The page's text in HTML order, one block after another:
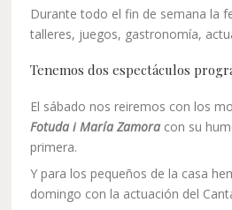
Durante todo el fin de semana la
talleres, juegos, gastronomía,
Tenemos dos espectáculos
El sábado nos reiremos con los
Fotuda i María Zamora con su
primera.
Y para los pequeños de la casa
domingo con la actuación del